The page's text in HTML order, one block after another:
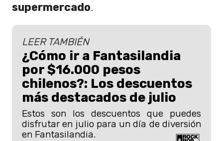
supermercado.
LEER TAMBIÉN
¿Cómo ir a Fantasilandia
por $16.000 pesos
chilenos?: Los descuentos
más destacados de julio
Estos son los descuentos que puedes
disfrutar en julio para un día de diversión
en Fantasilandia.